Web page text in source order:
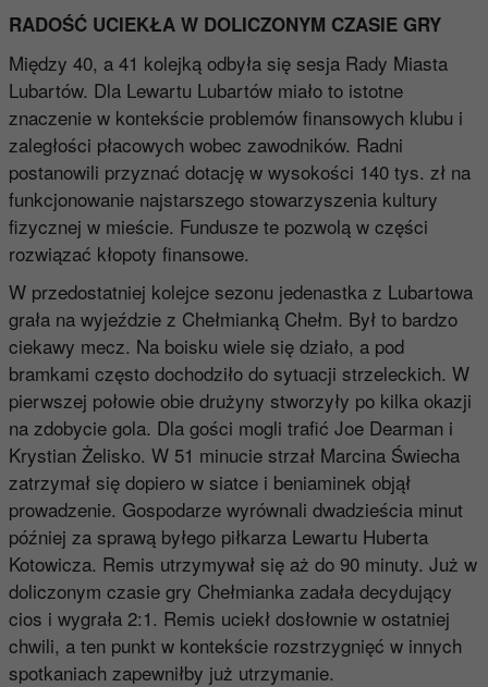
RADOŚĆ UCIEKŁA W DOLICZONYM CZASIE GRY
Między 40, a 41 kolejką odbyła się sesja Rady Miasta
Lubartów. Dla Lewartu Lubartów miało to istotne
znaczenie w kontekście problemów finansowych klubu i
zaległości płacowych wobec zawodników. Radni
postanowili przyznać dotację w wysokości 140 tys. zł na
funkcjonowanie najstarszego stowarzyszenia kultury
fizycznej w mieście. Fundusze te pozwolą w części
rozwiązać kłopoty finansowe.
W przedostatniej kolejce sezonu jedenastka z Lubartowa
grała na wyjeździe z Chełmianką Chełm. Był to bardzo
ciekawy mecz. Na boisku wiele się działo, a pod
bramkami często dochodziło do sytuacji strzeleckich. W
pierwszej połowie obie drużyny stworzyły po kilka okazji
na zdobycie gola. Dla gości mogli trafić Joe Dearman i
Krystian Żelisko. W 51 minucie strzał Marcina Świecha
zatrzymał się dopiero w siatce i beniaminek objął
prowadzenie. Gospodarze wyrównali dwadzieścia minut
później za sprawą byłego piłkarza Lewartu Huberta
Kotowicza. Remis utrzymywał się aż do 90 minuty. Już w
doliczonym czasie gry Chełmianka zadała decydujący
cios i wygrała 2:1. Remis uciekł dosłownie w ostatniej
chwili, a ten punkt w kontekście rozstrzygnięć w innych
spotkaniach zapewniłby już utrzymanie.